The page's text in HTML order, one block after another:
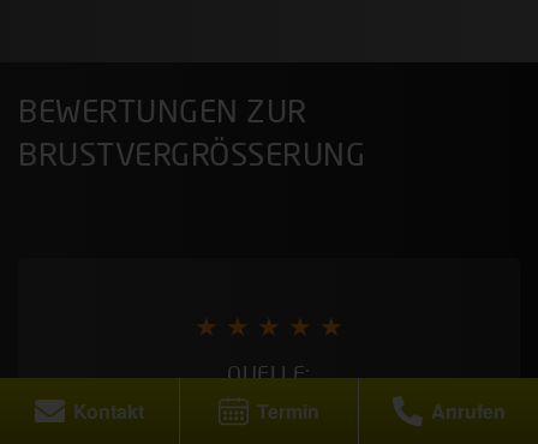
Kontakt Termin Anrufen
BEWERTUNGEN ZUR
BRUSTVERGRÖSSERUNG
★ ★ ★ ★ ★
QUELLE: